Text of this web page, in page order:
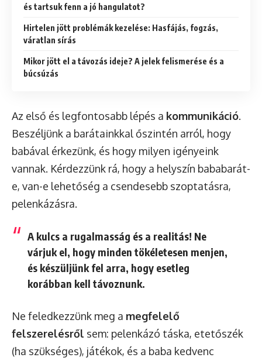
és tartsuk fenn a jó hangulatot?
Hirtelen jött problémák kezelése: Hasfájás, fogzás,
váratlan sírás
Mikor jött el a távozás ideje? A jelek felismerése és a
búcsúzás
Az első és legfontosabb lépés a kommunikáció.
Beszéljünk a barátainkkal őszintén arról, hogy
babával érkezünk, és hogy milyen igényeink
vannak. Kérdezzünk rá, hogy a helyszín bababarát-
e, van-e lehetőség a csendesebb szoptatásra,
pelenkázásra.
A kulcs a rugalmasság és a realitás! Ne
várjuk el, hogy minden tökéletesen menjen,
és készüljünk fel arra, hogy esetleg
korábban kell távoznunk.
Ne feledkezzünk meg a megfelelő
felszerelésről sem: pelenkázó táska, etetőszék
(ha szükséges), játékok, és a baba kedvenc